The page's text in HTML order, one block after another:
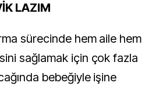
LAZIM
sürecinde hem aile hem
sağlamak için çok fazla
bebeğiyle işine